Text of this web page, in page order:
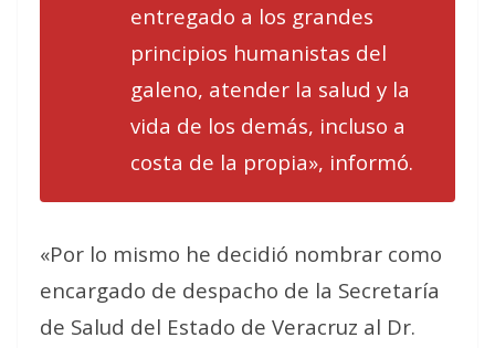
entregado a los grandes
principios humanistas del
galeno, atender la salud y la
vida de los demás, incluso a
costa de la propia», informó.
«Por lo mismo he decidió nombrar como
encargado de despacho de la Secretaría
de Salud del Estado de Veracruz al Dr.